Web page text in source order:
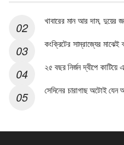
খাবারের মান আর দাম, দুয়ের
কংক্রিটের সাম্রাজ্যের মাঝেই
২৫ বছর নির্জন দ্বীপে
সেদিনের চারাগাছ অটোই যেন